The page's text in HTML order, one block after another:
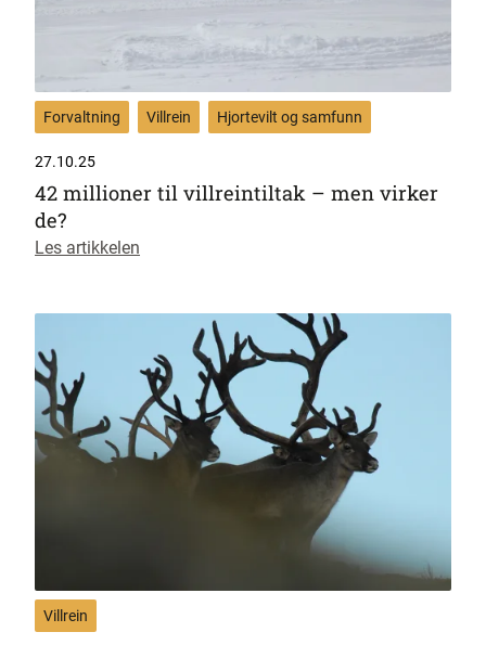
Forvaltning Villrein Hjortevilt og samfunn
27.10.25
42 millioner til villreintiltak – men virker
de?
Les artikkelen
Villrein